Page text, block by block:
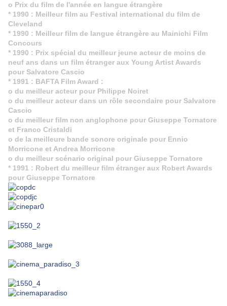
o Prix du film de l'année en langue étrangère
* 1990 : Meilleur film au Festival international du film de
Cleveland
* 1990 : Meilleur film de langue étrangère au Mainichi Film
Concours
* 1990 : Prix spécial du meilleur jeune acteur de moins de
neuf ans dans un film étranger aux Young Artist Awards
pour Salvatore Cascio
* 1991 : BAFTA Film Award :
o du meilleur acteur pour Philippe Noiret
o du meilleur acteur dans un rôle secondaire pour Salvatore
Cascio
o du meilleur film non anglophone pour Giuseppe Tornatore
et Franco Cristaldi
o de la meilleure bande sonore originale pour Ennio
Morricone et Andrea Morricone
o du meilleur scénario original pour Giuseppe Tornatore
* 1991 : Robert du meilleur film étranger aux Robert Awards
pour Giuseppe Tornatore